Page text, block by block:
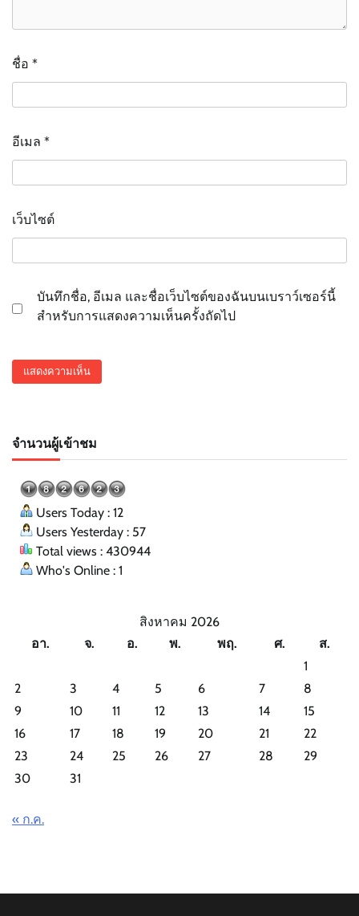
ชื่อ *
อีเมล *
เว็บไซต์
บันทึกชื่อ, อีเมล และชื่อเว็บไซต์ของฉันบนเบราว์เซอร์นี้
สำหรับการแสดงความเห็นครั้งถัดไป
จำนวนผู้เข้าชม
Users Today : 12
Users Yesterday : 57
Total views : 430944
Who's Online : 1
สิงหาคม 2026
อา.
จ. อ. พ. พฤ. ศ.
ส.
1
2
3 4 5 6 7
8
9
10 11 12 13 14
15
16
17 18 19 20 21
22
23
24 25 26 27 28
29
30
31
« ก.ค.